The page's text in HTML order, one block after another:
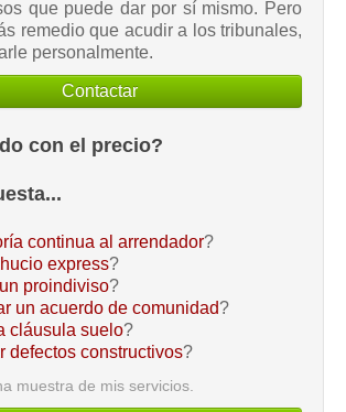
que puede dar por sí mismo. Pero
remedio que acudir a los tribunales,
personalmente.
Contactar
con el precio?
continua al arrendador?
express?
proindiviso?
un acuerdo de comunidad?
cláusula suelo?
defectos constructivos?
muestra de mis servicios.